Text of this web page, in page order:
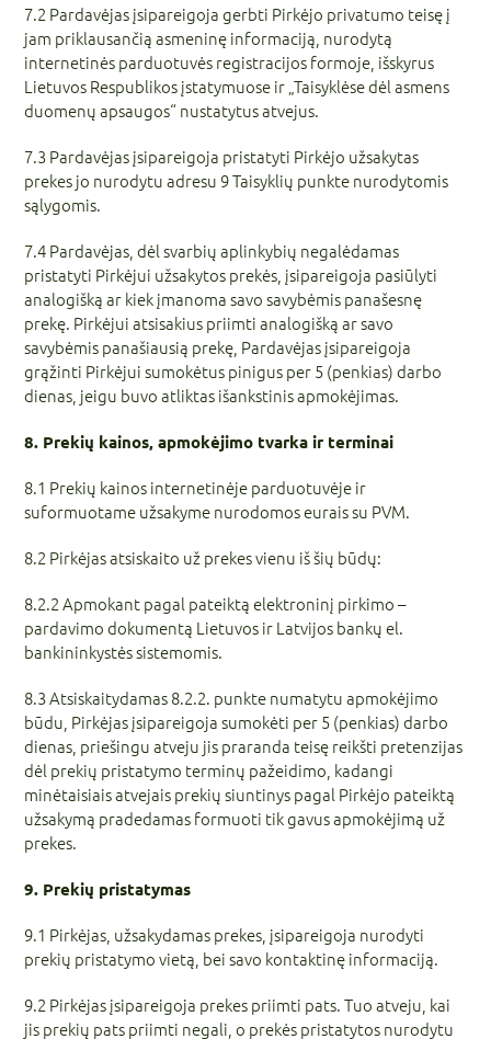
7.2 Pardavėjas įsipareigoja gerbti Pirkėjo privatumo teisę į
jam priklausančią asmeninę informaciją, nurodytą
internetinės parduotuvės registracijos formoje, išskyrus
Lietuvos Respublikos įstatymuose ir „Taisyklėse dėl asmens
duomenų apsaugos“ nustatytus atvejus.
7.3 Pardavėjas įsipareigoja pristatyti Pirkėjo užsakytas
prekes jo nurodytu adresu 9 Taisyklių punkte nurodytomis
sąlygomis.
7.4 Pardavėjas, dėl svarbių aplinkybių negalėdamas
pristatyti Pirkėjui užsakytos prekės, įsipareigoja pasiūlyti
analogišką ar kiek įmanoma savo savybėmis panašesnę
prekę. Pirkėjui atsisakius priimti analogišką ar savo
savybėmis panašiausią prekę, Pardavėjas įsipareigoja
grąžinti Pirkėjui sumokėtus pinigus per 5 (penkias) darbo
dienas, jeigu buvo atliktas išankstinis apmokėjimas.
8. Prekių kainos, apmokėjimo tvarka ir terminai
8.1 Prekių kainos internetinėje parduotuvėje ir
suformuotame užsakyme nurodomos eurais su PVM.
8.2 Pirkėjas atsiskaito už prekes vienu iš šių būdų:
8.2.2 Apmokant pagal pateiktą elektroninį pirkimo –
pardavimo dokumentą Lietuvos ir Latvijos bankų el.
bankininkystės sistemomis.
8.3 Atsiskaitydamas 8.2.2. punkte numatytu apmokėjimo
būdu, Pirkėjas įsipareigoja sumokėti per 5 (penkias) darbo
dienas, priešingu atveju jis praranda teisę reikšti pretenzijas
dėl prekių pristatymo terminų pažeidimo, kadangi
minėtaisiais atvejais prekių siuntinys pagal Pirkėjo pateiktą
užsakymą pradedamas formuoti tik gavus apmokėjimą už
prekes.
9. Prekių pristatymas
9.1 Pirkėjas, užsakydamas prekes, įsipareigoja nurodyti
prekių pristatymo vietą, bei savo kontaktinę informaciją.
9.2 Pirkėjas įsipareigoja prekes priimti pats. Tuo atveju, kai
jis prekių pats priimti negali, o prekės pristatytos nurodytu